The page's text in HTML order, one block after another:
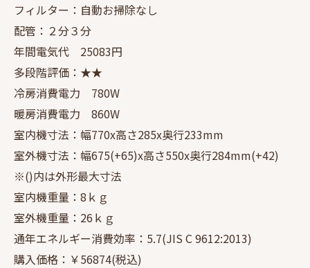
フィルター：自動お掃除なし
配管：２分３分
年間電気代 25083円
多段階評価：★★
冷房消費電力 780W
暖房消費電力 860W
室内機寸法：幅770x高さ285x奥行233mm
室外機寸法：幅675(+65)x高さ550x奥行284mm(+42)
※()内は外形最大寸法
室内機重量：8ｋｇ
室外機重量：26ｋｇ
通年エネルギー消費効率：5.7(JIS C 9612:2013)
購入価格：￥56874(税込)